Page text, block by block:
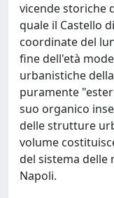
vicende storiche
quale il Castello
coordinate del
fine dell'età
urbanistiche
puramente
suo organico
delle strutture
volume
del sistema delle
Napoli.